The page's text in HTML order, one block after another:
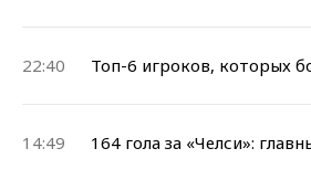
22:40 Топ-6 игроков, которых
14:49 164 гола за «Челси»: